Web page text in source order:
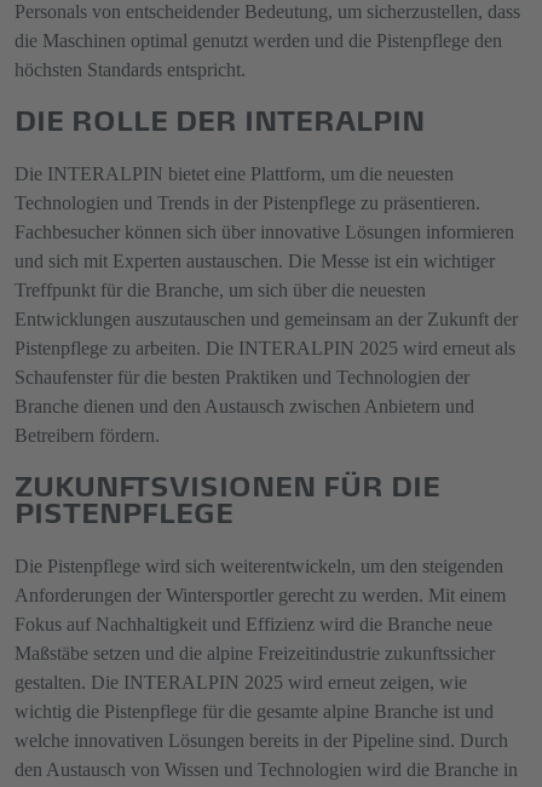
Personals von entscheidender Bedeutung, um sicherzustellen, dass
die Maschinen optimal genutzt werden und die Pistenpflege den
höchsten Standards entspricht.
DIE ROLLE DER INTERALPIN
Die INTERALPIN bietet eine Plattform, um die neuesten
Technologien und Trends in der Pistenpflege zu präsentieren.
Fachbesucher können sich über innovative Lösungen informieren
und sich mit Experten austauschen. Die Messe ist ein wichtiger
Treffpunkt für die Branche, um sich über die neuesten
Entwicklungen auszutauschen und gemeinsam an der Zukunft der
Pistenpflege zu arbeiten. Die INTERALPIN 2025 wird erneut als
Schaufenster für die besten Praktiken und Technologien der
Branche dienen und den Austausch zwischen Anbietern und
Betreibern fördern.
ZUKUNFTSVISIONEN FÜR DIE
PISTENPFLEGE
Die Pistenpflege wird sich weiterentwickeln, um den steigenden
Anforderungen der Wintersportler gerecht zu werden. Mit einem
Fokus auf Nachhaltigkeit und Effizienz wird die Branche neue
Maßstäbe setzen und die alpine Freizeitindustrie zukunftssicher
gestalten. Die INTERALPIN 2025 wird erneut zeigen, wie
wichtig die Pistenpflege für die gesamte alpine Branche ist und
welche innovativen Lösungen bereits in der Pipeline sind. Durch
den Austausch von Wissen und Technologien wird die Branche in